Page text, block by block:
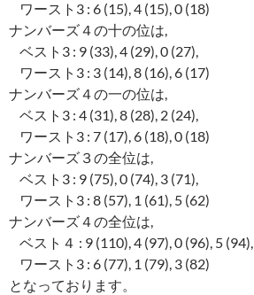
ワースト3 : 6 (15), 4 (15), 0 (18)
ナンバーズ４の十の位は,
ベスト3 : 9 (33), 4 (29), 0 (27),
ワースト3 : 3 (14), 8 (16), 6 (17)
ナンバーズ４の一の位は,
ベスト3 : 4 (31), 8 (28), 2 (24),
ワースト3 : 7 (17), 6 (18), 0 (18)
ナンバーズ３の全位は,
ベスト3 : 9 (75), 0 (74), 3 (71),
ワースト3 : 8 (57), 1 (61), 5 (62)
ナンバーズ４の全位は,
ベスト４ : 9 (110), 4 (97), 0 (96), 5 (94),
ワースト3 : 6 (77), 1 (79), 3 (82)
となっております。